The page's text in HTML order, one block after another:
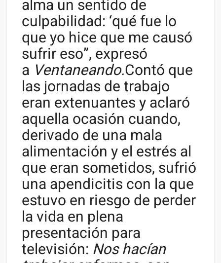
alma un sentido de
culpabilidad: ‘qué fue lo
que yo hice que me causó
sufrir eso”, expresó
a Ventaneando.Contó que
las jornadas de trabajo
eran extenuantes y aclaró
aquella ocasión cuando,
derivado de una mala
alimentación y el estrés al
que eran sometidos, sufrió
una apendicitis con la que
estuvo en riesgo de perder
la vida en plena
presentación para
televisión: Nos hacían